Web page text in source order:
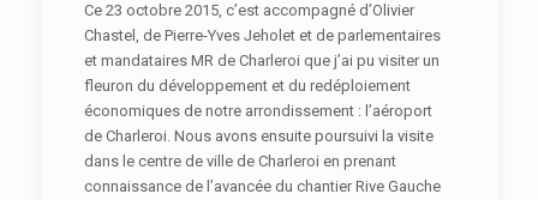
Ce 23 octobre 2015, c’est accompagné d’Olivier
Chastel, de Pierre-Yves Jeholet et de parlementaires
et mandataires MR de Charleroi que j’ai pu visiter un
fleuron du développement et du redéploiement
économiques de notre arrondissement : l’aéroport
de Charleroi. Nous avons ensuite poursuivi la visite
dans le centre de ville de Charleroi en prenant
connaissance de l’avancée du chantier Rive Gauche